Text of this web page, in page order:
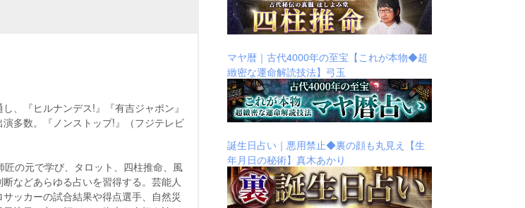
、『ヒルナンデス!』『有吉ジャポン』
多数。『ノンストップ!』（フジテレビ
の元で学び、タロット、四柱推命、風
などあらゆる占いを習得する。芸能人
ッカーの試合結果や得点選手、自然災
マヤ暦｜古代4000年の至宝【これが本物◆超
緻密な運命解読技法】弓玉
誕生日占い｜悪用禁止◆裏の顔も丸見え【生
年月日の秘術】真木あかり